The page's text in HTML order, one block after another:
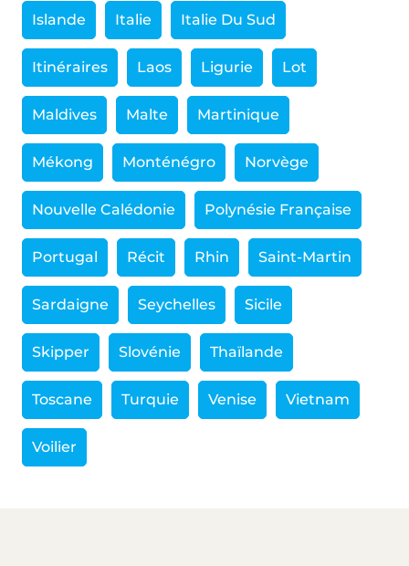
Islande Italie Italie Du Sud
Itinéraires Laos Ligurie Lot
Maldives Malte Martinique
Mékong Monténégro Norvège
Nouvelle Calédonie Polynésie Française
Portugal Récit Rhin Saint-Martin
Sardaigne Seychelles Sicile
Skipper Slovénie Thaïlande
Toscane Turquie Venise Vietnam
Voilier